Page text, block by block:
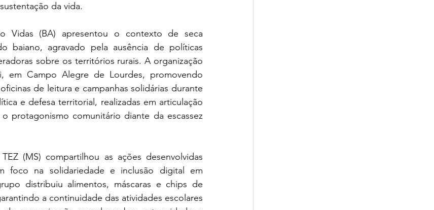
da vida.
Vidas (BA) apresentou o contexto de seca
baiano, agravado pela ausência de políticas
sobre os territórios rurais. A organização
em Campo Alegre de Lourdes, promovendo
de leitura e campanhas solidárias durante
e defesa territorial, realizadas em articulação
protagonismo comunitário diante da escassez
(MS) compartilhou as ações desenvolvidas
foco na solidariedade e inclusão digital em
distribuiu alimentos, máscaras e chips de
a continuidade das atividades escolares